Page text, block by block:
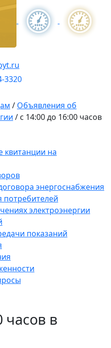
3320
/ Объявления об
/ с 14:00 до 16:00 часов
квитанции на
энергоснабжения
электроэнергии
показаний
часов в